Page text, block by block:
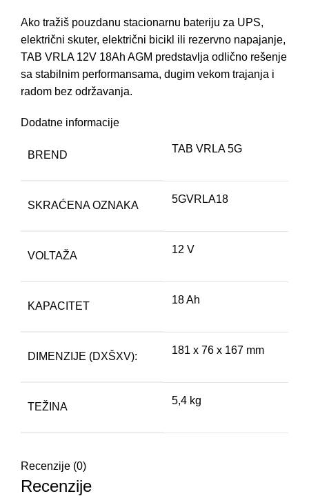
Ako tražiš pouzdanu stacionarnu bateriju za UPS,
električni skuter, električni bicikl ili rezervno napajanje,
TAB VRLA 12V 18Ah AGM predstavlja odlično rešenje
sa stabilnim performansama, dugim vekom trajanja i
radom bez održavanja.
Dodatne informacije
BREND
TAB VRLA 5G
SKRAĆENA OZNAKA
5GVRLA18
VOLTAŽA
12 V
KAPACITET
18 Ah
DIMENZIJE (DXŠXV):
181 x 76 x 167 mm
TEŽINA
5,4 kg
Recenzije (0)
Recenzije